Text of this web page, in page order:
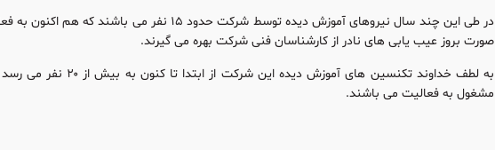
در طی این چند سال نیروهای آموزش دیده توسط
صورت بروز عیب یابی های نادر از کارشناسان فنی شرکت بهره می گیرند.
مشغول به فعالیت می باشند.